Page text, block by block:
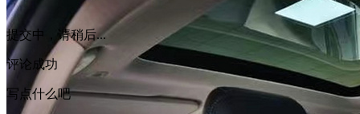
提交中，请稍后...
评论成功
写点什么吧